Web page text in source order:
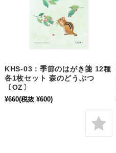
KHS-03：季節のはがき箋 12種
各1枚セット 森のどうぶつ
〔OZ〕
¥660(税抜 ¥600)